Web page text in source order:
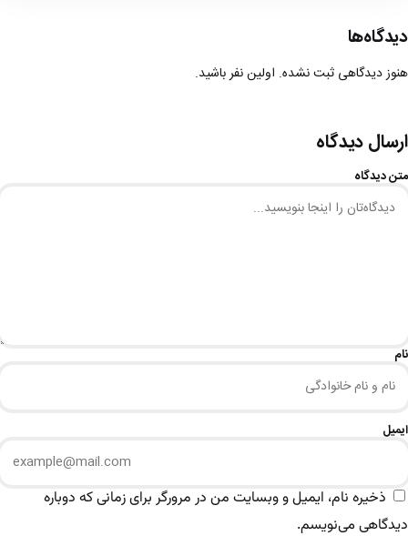
دیدگاه‌ها
هنوز دیدگاهی ثبت نشده. اولین نفر باشید.
ارسال دیدگاه
متن دیدگاه
نام
ایمیل
ذخیره نام، ایمیل و وبسایت من در مرورگر برای زمانی که دوباره
دیدگاهی می‌نویسم.